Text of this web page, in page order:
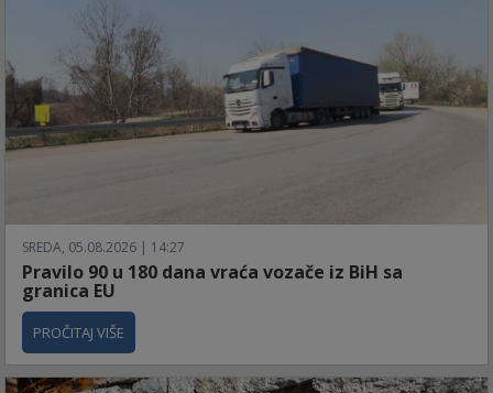
SREDA, 05.08.2026 | 14:27
Pravilo 90 u 180 dana vraća vozače iz BiH sa
granica EU
PROČITAJ VIŠE